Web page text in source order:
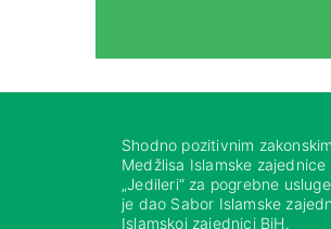
Shodno pozitivnim
Medžlisa Islamske
„Jedileri“ za pogrebne
je dao Sabor Islamske
Islamskoj zajednici BiH.